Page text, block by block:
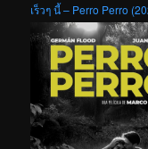
เร็วๆ นี้ – Perro Perro